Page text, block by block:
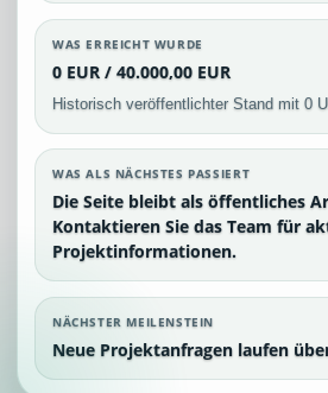
WAS ERREICHT WURDE
0 EUR / 40.000,00 EUR
Historisch veröffentlichter Stand mit 0
WAS ALS NÄCHSTES PASSIERT
Die Seite bleibt als öffentliches
Kontaktieren Sie das Team für
Projektinformationen.
NÄCHSTER MEILENSTEIN
Neue Projektanfragen laufen